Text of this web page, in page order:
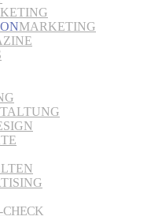
MARKETING
CHECK